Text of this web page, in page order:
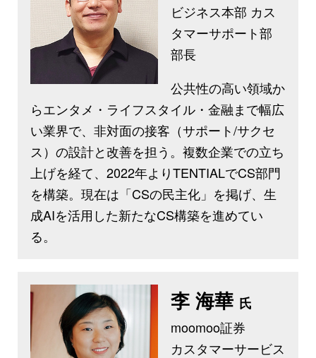
ビジネス本部 カス
タマーサポート部
部長
公共性の高い領域か
らエンタメ・ライフスタイル・金融まで幅広
い業界で、非対面の接客（サポート/サクセ
ス）の設計と改善を担う。複数企業での立ち
上げを経て、2022年よりTENTIALでCS部門
を構築。現在は「CSの民主化」を掲げ、生
成AIを活用した新たなCS構築を進めてい
る。
李 海華 氏
moomoo証券
カスタマーサービス